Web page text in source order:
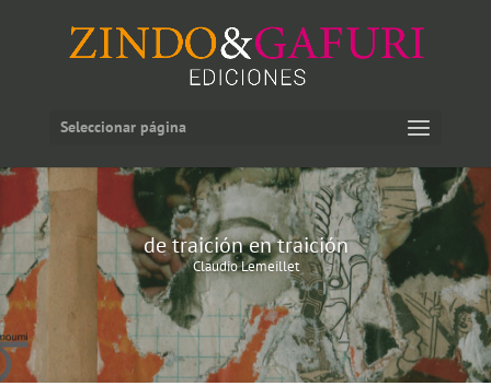
Seleccionar página
de traición en traición
Claudio Lemeillet